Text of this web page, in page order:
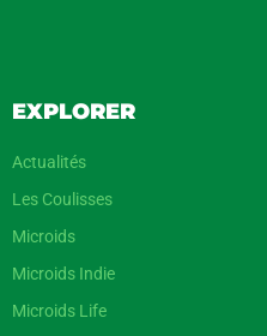
EXPLORER
Actualités
Les Coulisses
Microids
Microids Indie
Microids Life